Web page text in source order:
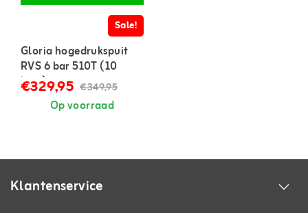
Sale!
Gloria hogedrukspuit
RVS 6 bar 510T (10
liter)
€329,95 €349,95
Op voorraad
Klantenservice